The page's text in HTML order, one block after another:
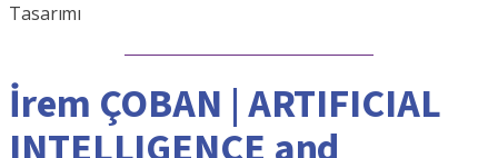
Tasarımı
İrem ÇOBAN | ARTIFICIAL